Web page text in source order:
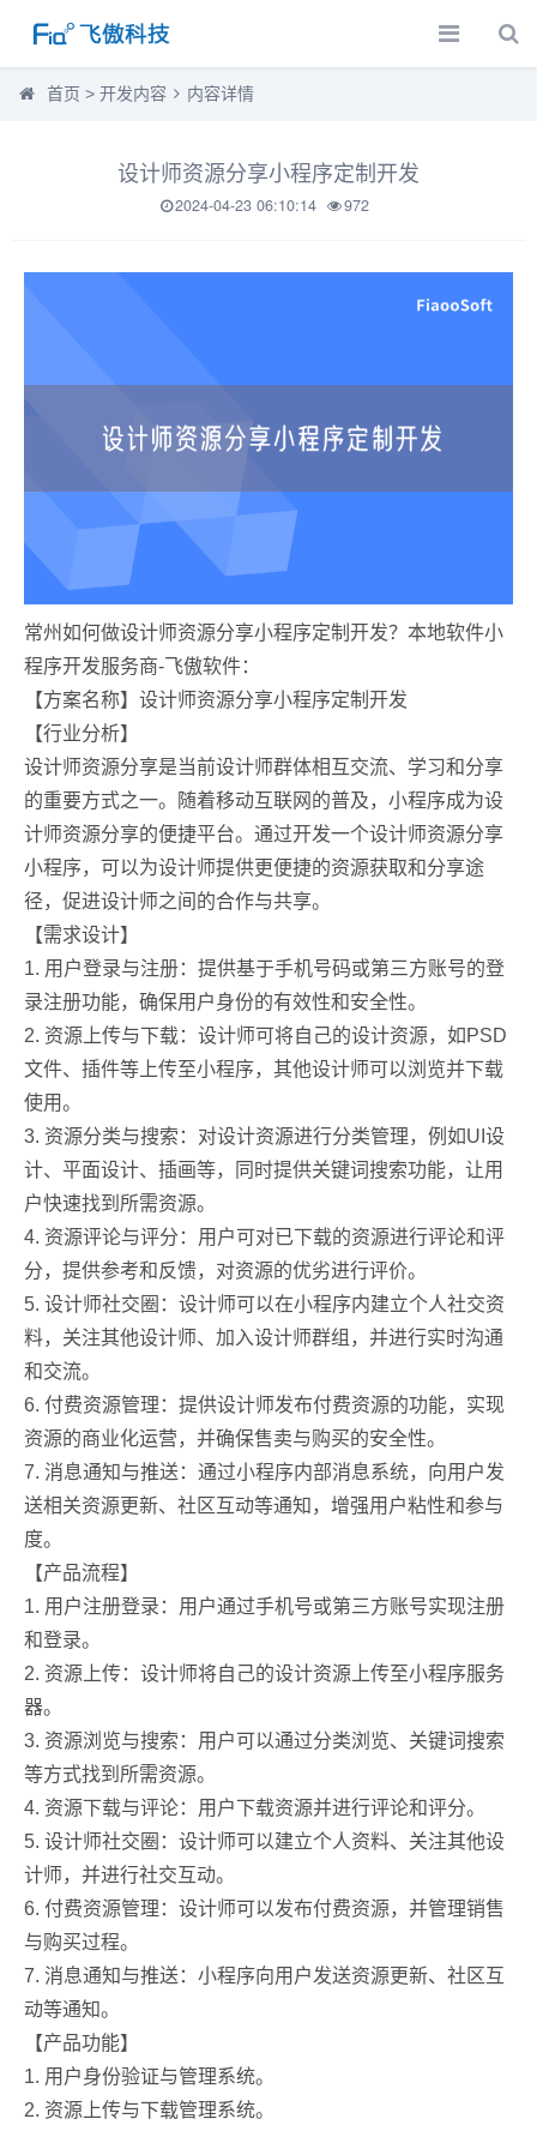
首页 > 开发内容 内容详情
设计师资源分享小程序定制开发
2024-04-23 06:10:14 972
常州如何做设计师资源分享小程序定制开发？本地软件小
程序开发服务商-飞傲软件：
【方案名称】设计师资源分享小程序定制开发
【行业分析】
设计师资源分享是当前设计师群体相互交流、学习和分享
的重要方式之一。随着移动互联网的普及，小程序成为设
计师资源分享的便捷平台。通过开发一个设计师资源分享
小程序，可以为设计师提供更便捷的资源获取和分享途
径，促进设计师之间的合作与共享。
【需求设计】
1. 用户登录与注册：提供基于手机号码或第三方账号的登
录注册功能，确保用户身份的有效性和安全性。
2. 资源上传与下载：设计师可将自己的设计资源，如PSD
文件、插件等上传至小程序，其他设计师可以浏览并下载
使用。
3. 资源分类与搜索：对设计资源进行分类管理，例如UI设
计、平面设计、插画等，同时提供关键词搜索功能，让用
户快速找到所需资源。
4. 资源评论与评分：用户可对已下载的资源进行评论和评
分，提供参考和反馈，对资源的优劣进行评价。
5. 设计师社交圈：设计师可以在小程序内建立个人社交资
料，关注其他设计师、加入设计师群组，并进行实时沟通
和交流。
6. 付费资源管理：提供设计师发布付费资源的功能，实现
资源的商业化运营，并确保售卖与购买的安全性。
7. 消息通知与推送：通过小程序内部消息系统，向用户发
送相关资源更新、社区互动等通知，增强用户粘性和参与
度。
【产品流程】
1. 用户注册登录：用户通过手机号或第三方账号实现注册
和登录。
2. 资源上传：设计师将自己的设计资源上传至小程序服务
器。
3. 资源浏览与搜索：用户可以通过分类浏览、关键词搜索
等方式找到所需资源。
4. 资源下载与评论：用户下载资源并进行评论和评分。
5. 设计师社交圈：设计师可以建立个人资料、关注其他设
计师，并进行社交互动。
6. 付费资源管理：设计师可以发布付费资源，并管理销售
与购买过程。
7. 消息通知与推送：小程序向用户发送资源更新、社区互
动等通知。
【产品功能】
1. 用户身份验证与管理系统。
2. 资源上传与下载管理系统。